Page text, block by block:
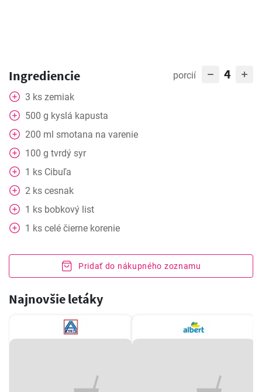
Ingrediencie porcií 4
3 ks zemiak
500 g kyslá kapusta
200 ml smotana na varenie
100 g tvrdý syr
1 ks Cibuľa
2 ks cesnak
1 ks bobkový list
1 ks celé čierne korenie
Pridať do nákupného zoznamu
Najnovšie letáky